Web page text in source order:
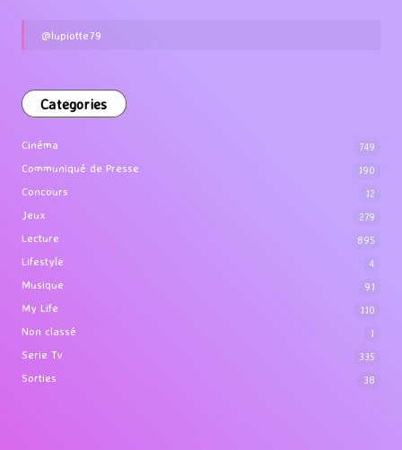
@lupiotte79
Categories
Cinéma 749
Communiqué de Presse 190
Concours 12
Jeux 279
Lecture 895
Lifestyle 4
Musique 91
My Life 110
Non classé 1
Serie Tv 335
Sorties 38